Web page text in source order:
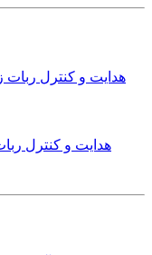
هدايت و كنترل